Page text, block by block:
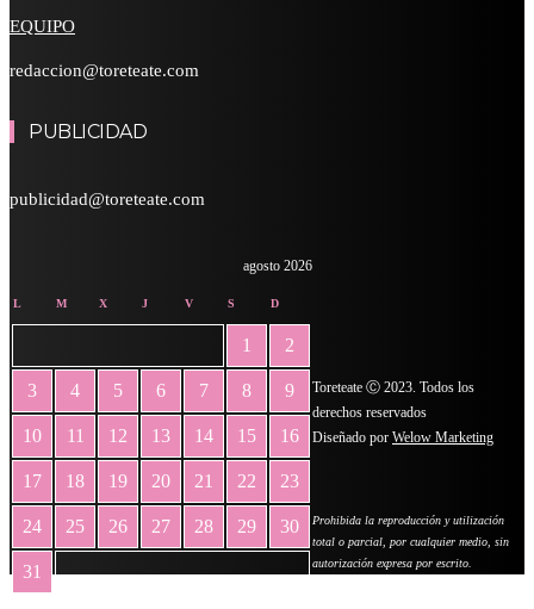
EQUIPO
redaccion@toreteate.com
PUBLICIDAD
publicidad@toreteate.com
agosto 2026
L M X J V S D
1 2
3 4 5 6 7 8 9
10 11 12 13 14 15 16
17 18 19 20 21 22 23
24 25 26 27 28 29 30
31
Toreteate Ⓒ 2023. Todos los
derechos reservados
Diseñado por Welow Marketing
Prohibida la reproducción y utilización
total o parcial, por cualquier medio, sin
autorización expresa por escrito.